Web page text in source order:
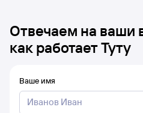
Отвечаем на ваши
как работает Туту
Ваше имя